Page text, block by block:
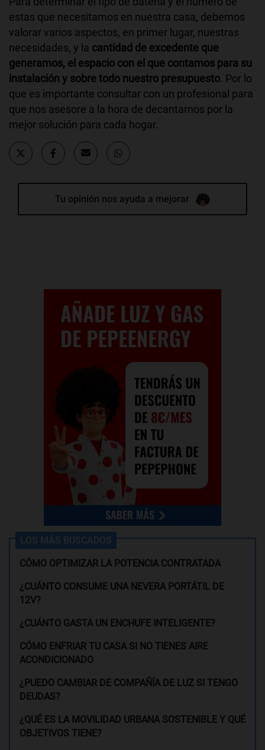
estas que necesitamos en nuestra casa, debemos
valorar varios aspectos, en primer lugar, nuestras
necesidades, y la cantidad de excedente que
generamos, el espacio con el que contamos para su
instalación y sobre todo nuestro presupuesto. Por lo
que es importante consultar con un profesional para
que nos asesore a la hora de decantarnos por la
mejor solución para cada hogar.
Tu opinión nos ayuda a mejorar
LOS MÁS BUSCADOS
CÓMO OPTIMIZAR LA POTENCIA CONTRATADA
¿CUÁNTO CONSUME UNA NEVERA PORTÁTIL DE
12V?
¿CUÁNTO GASTA UN ENCHUFE INTELIGENTE?
CÓMO ENFRIAR TU CASA SI NO TIENES AIRE
ACONDICIONADO
¿PUEDO CAMBIAR DE COMPAÑÍA DE LUZ SI TENGO
DEUDAS?
¿QUÉ ES LA MOVILIDAD URBANA SOSTENIBLE Y QUÉ
OBJETIVOS TIENE?